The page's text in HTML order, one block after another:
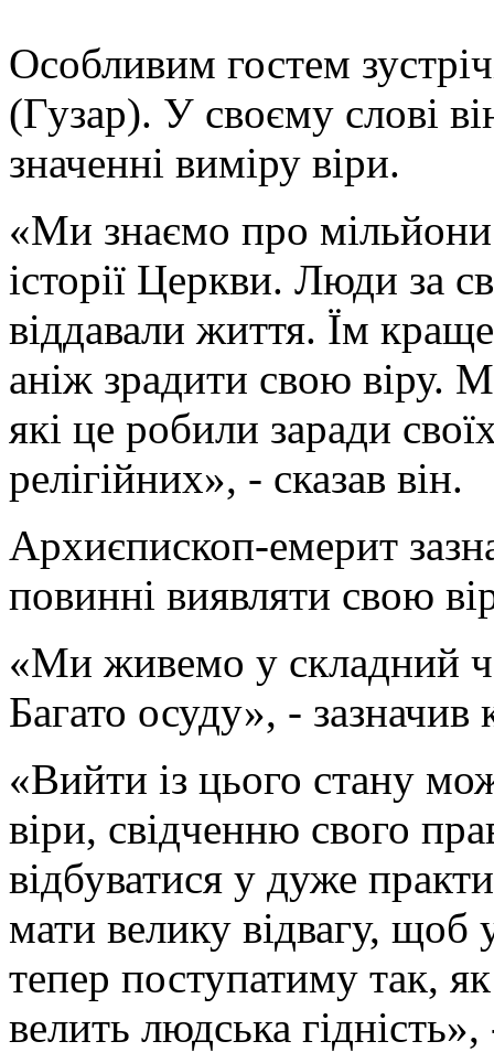
Особливим гостем
(Гузар). У своєму слові
значенні виміру віри.
«Ми знаємо про
історії Церкви. Люди за
віддавали життя. Їм
аніж зрадити свою віру.
які це робили заради
релігійних», - сказав він.
Архиєпископ-емерит
повинні виявляти свою
«Ми живемо у складний
Багато осуду», -
«Вийти із цього стану
віри, свідченню свого
відбуватися у дуже
мати велику відвагу, щоб
тепер поступатиму так,
велить людська